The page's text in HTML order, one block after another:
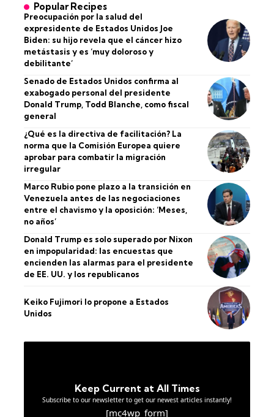
Popular Recipes
Preocupación por la salud del
expresidente de Estados Unidos Joe
Biden: su hijo revela que el cáncer hizo
metástasis y es ‘muy doloroso y
debilitante’
Senado de Estados Unidos confirma al
exabogado personal del presidente
Donald Trump, Todd Blanche, como fiscal
general
¿Qué es la directiva de facilitación? La
norma que la Comisión Europea quiere
aprobar para combatir la migración
irregular
Marco Rubio pone plazo a la transición en
Venezuela antes de las negociaciones
entre el chavismo y la oposición: ‘Meses,
no años’
Donald Trump es solo superado por Nixon
en impopularidad: las encuestas que
encienden las alarmas para el presidente
de EE. UU. y los republicanos
Keiko Fujimori lo propone a Estados
Unidos
Keep Current at All Times
Subscribe to our newsletter to get our newest articles instantly!
[mc4wp_form]